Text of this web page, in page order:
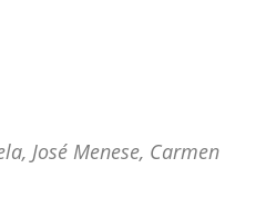
José Menese, Carmen